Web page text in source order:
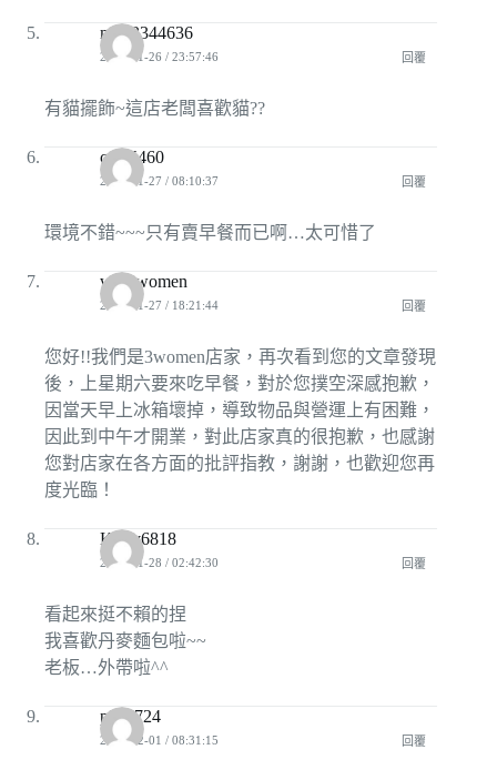
mini3344636
2009-11-26 / 23:57:46 回覆
有貓擺飾~這店老闆喜歡貓??
ctrls5460
2009-11-27 / 08:10:37 回覆
環境不錯~~~只有賣早餐而已啊…太可惜了
wer3women
2009-11-27 / 18:21:44 回覆
您好!!我們是3women店家，再次看到您的文章發現
後，上星期六要來吃早餐，對於您撲空深感抱歉，
因當天早上冰箱壞掉，導致物品與營運上有困難，
因此到中午才開業，對此店家真的很抱歉，也感謝
您對店家在各方面的批評指教，謝謝，也歡迎您再
度光臨！
Kerry6818
2009-11-28 / 02:42:30 回覆
看起來挺不賴的捏
我喜歡丹麥麵包啦~~
老板…外帶啦^^
pizi0724
2009-12-01 / 08:31:15 回覆